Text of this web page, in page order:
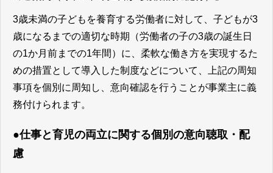
3歳未満の子どもを養育する労働者に対して、子どもが3
歳になるまでの適切な時期（労働者の子の3歳の誕生日
の1か月前までの1年間）に、柔軟な働き方を実現するた
めの措置として導入した制度などについて、上記の周知
事項を個別に周知し、意向確認を行うことが事業主に義
務付けられます。
●仕事と育児の両立に関する個別の意向聴取・配
慮